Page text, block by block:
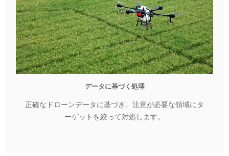
データに基づく処理
正確なドローンデータに基づき、注意が必要な領域にタ
ーゲットを絞って対処します。